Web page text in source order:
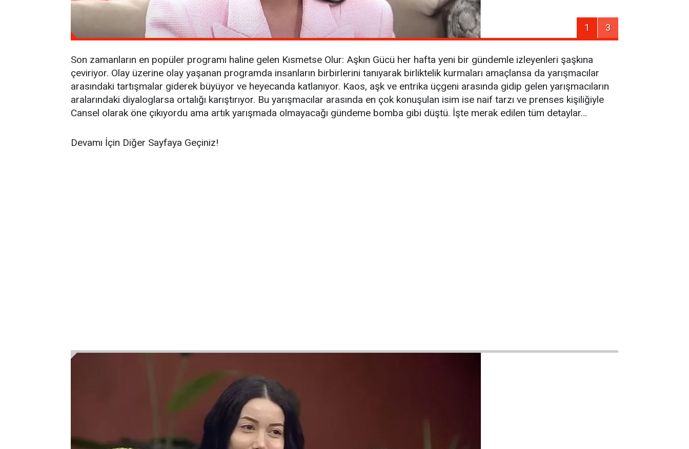
1 3
Son zamanların en popüler programı haline gelen Kısmetse Olur: Aşkın Gücü her hafta yeni bir gündemle izleyenleri şaşkına
çeviriyor. Olay üzerine olay yaşanan programda insanların birbirlerini tanıyarak birliktelik kurmaları amaçlansa da yarışmacılar
arasındaki tartışmalar giderek büyüyor ve heyecanda katlanıyor. Kaos, aşk ve entrika üçgeni arasında gidip gelen yarışmacıların
aralarındaki diyaloglarsa ortalığı karıştırıyor. Bu yarışmacılar arasında en çok konuşulan isim ise naif tarzı ve prenses kişiliğiyle
Cansel olarak öne çıkıyordu ama artık yarışmada olmayacağı gündeme bomba gibi düştü. İşte merak edilen tüm detaylar…
Devamı İçin Diğer Sayfaya Geçiniz!